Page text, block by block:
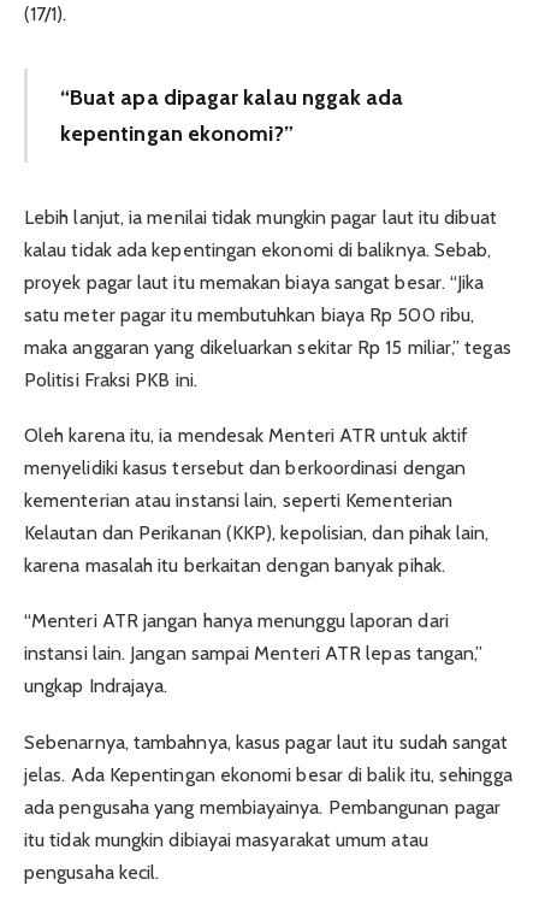
(17/1).
“Buat apa dipagar kalau nggak ada
kepentingan ekonomi?”
Lebih lanjut, ia menilai tidak mungkin pagar laut itu dibuat
kalau tidak ada kepentingan ekonomi di baliknya. Sebab,
proyek pagar laut itu memakan biaya sangat besar. “Jika
satu meter pagar itu membutuhkan biaya Rp 500 ribu,
maka anggaran yang dikeluarkan sekitar Rp 15 miliar,” tegas
Politisi Fraksi PKB ini.
Oleh karena itu, ia mendesak Menteri ATR untuk aktif
menyelidiki kasus tersebut dan berkoordinasi dengan
kementerian atau instansi lain, seperti Kementerian
Kelautan dan Perikanan (KKP), kepolisian, dan pihak lain,
karena masalah itu berkaitan dengan banyak pihak.
“Menteri ATR jangan hanya menunggu laporan dari
instansi lain. Jangan sampai Menteri ATR lepas tangan,”
ungkap Indrajaya.
Sebenarnya, tambahnya, kasus pagar laut itu sudah sangat
jelas. Ada Kepentingan ekonomi besar di balik itu, sehingga
ada pengusaha yang membiayainya. Pembangunan pagar
itu tidak mungkin dibiayai masyarakat umum atau
pengusaha kecil.